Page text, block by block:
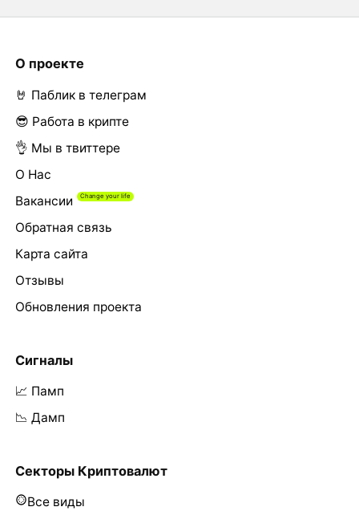
О проекте
🤘 Паблик в телеграм
😎 Работа в крипте
👌 Мы в твиттере
О Нас
Вакансии
Обратная связь
Карта сайта
Отзывы
Обновления проекта
Сигналы
📈 Памп
📉 Дамп
Секторы Криптовалют
Все виды